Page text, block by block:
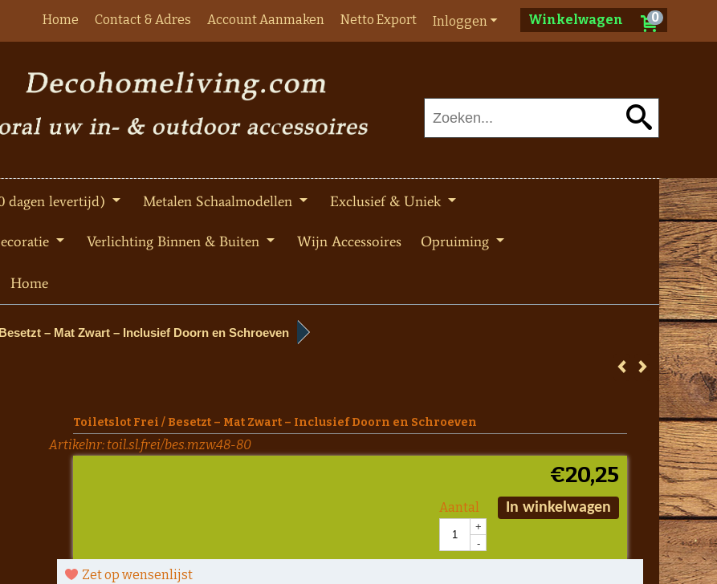
Winkelwagen 0
Inloggen
Home Contact & Adres Account Aanmaken Netto Export
dagen levertijd) Metalen Schaalmodellen Exclusief & Uniek
Verlichting Binnen & Buiten Wijn Accessoires Opruiming
Home
– Mat Zwart – Inclusief Doorn en Schroeven
Toiletslot Frei / Besetzt – Mat Zwart – Inclusief Doorn en Schroeven
Artikelnr: toil.sl.frei/bes.mzw.48-80
€20,25
Aantal
+
-
In winkelwagen
Zet op wensenlijst